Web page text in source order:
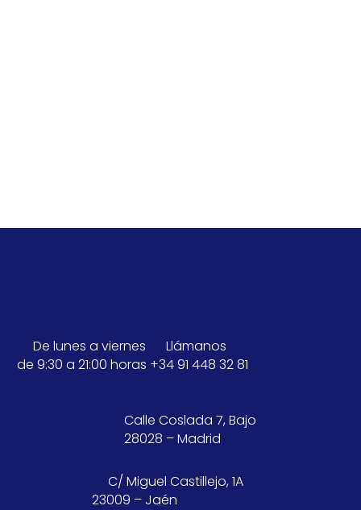
De lunes a viernes
de 9:30 a 21:00 horas
Llámanos
+34 91 448 32 81
Calle Coslada 7, Bajo
28028 – Madrid
C/ Miguel Castillejo, 1A
23009 – Jaén